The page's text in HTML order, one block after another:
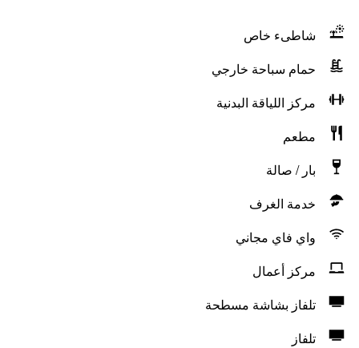
شاطىء خاص
حمام سباحة خارجي
مركز اللياقة البدنية
مطعم
بار / صالة
خدمة الغرف
واي فاي مجاني
مركز أعمال
تلفاز بشاشة مسطحة
تلفاز